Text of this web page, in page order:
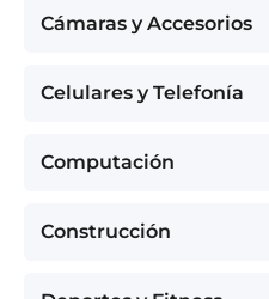
Cámaras y Accesorios
Celulares y Telefonía
Computación
Construcción